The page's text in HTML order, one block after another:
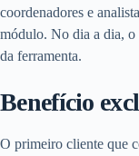
coordenadores e
módulo. No dia a dia, o
da ferramenta.
Benefício
O primeiro cliente que